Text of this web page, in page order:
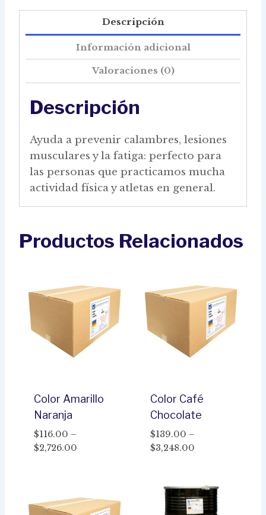
Descripción
Información adicional
Valoraciones (0)
Descripción
Ayuda a prevenir calambres, lesiones
musculares y la fatiga: perfecto para
las personas que practicamos mucha
actividad física y atletas en general.
Productos Relacionados
Color Amarillo
Naranja
$116.00 –
$2,726.00Price
$2,726.00
Color Café
Chocolate
$139.00 –
$3,248.00Price
through
$3,248.00